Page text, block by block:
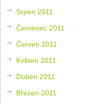
Srpen 2011
Červenec 2011
Červen 2011
Květen 2011
Duben 2011
Březen 2011